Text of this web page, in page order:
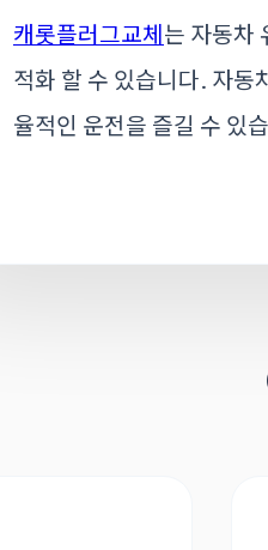
캐롯플러그교체 는 자동차
적화 할 수 있습니다. 자동
율적인 운전을 즐길 수 있